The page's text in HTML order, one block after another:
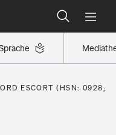
finden
ESCORT (HSN: 0928,